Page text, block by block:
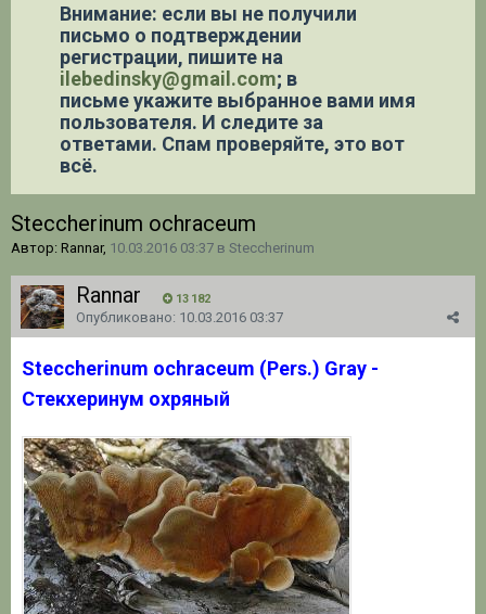
Внимание: если вы не получили
письмо о подтверждении
регистрации, пишите на
ilebedinsky@gmail.com; в
письме укажите выбранное вами имя
пользователя. И следите за
ответами. Спам проверяйте, это вот
всё.
Steccherinum ochraceum
Автор: Rannar, 10.03.2016 03:37 в Steccherinum
Rannar 13 182
Опубликовано: 10.03.2016 03:37
Steccherinum ochraceum (Pers.) Gray -
Стекхеринум охряный